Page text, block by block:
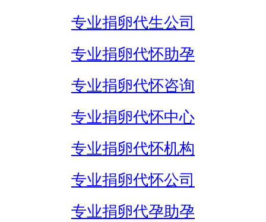
专业捐卵代生公司
专业捐卵代怀助孕
专业捐卵代怀咨询
专业捐卵代怀中心
专业捐卵代怀机构
专业捐卵代怀公司
专业捐卵代孕助孕